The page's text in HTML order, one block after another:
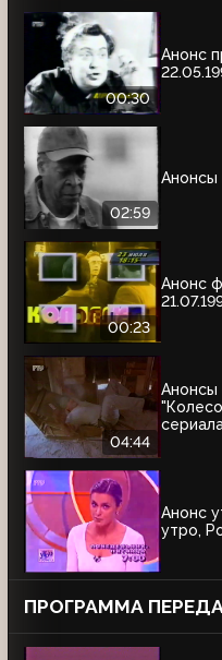
00:30
Анонс
02:59
Анонсы
00:23
Анонс
04:44
Анонсы
Анонс
утро,
ПРОГРАММА